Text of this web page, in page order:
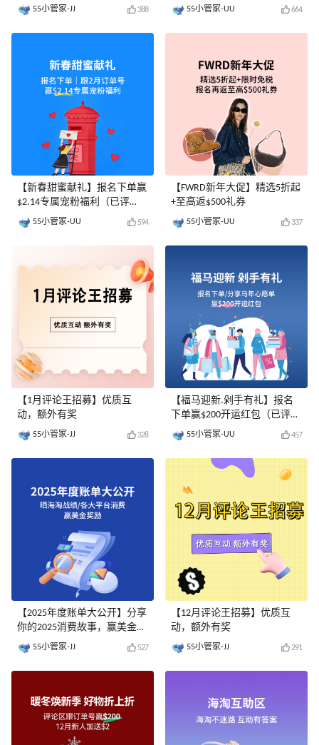
55小管家-JJ 388
【新春甜蜜献礼】报名下单赢
$2.14专属宠粉福利（已评
奖）55小管家-UU 594
【1月评论王招募】优质互
动，额外有奖
55小管家-JJ 328
【2025年度账单大公开】分享
你的2025消费故事，赢美金奖
励
55小管家-JJ 527
55小管家-UU 664
【FWRD新年大促】精选5折起
+至高返$500礼券
55小管家-UU 337
【福马迎新.剁手有礼】报名
下单赢$200开运红包（已评
奖）55小管家-UU 457
【12月评论王招募】优质互
动，额外有奖
55小管家-JJ 291